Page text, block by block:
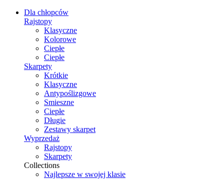
Dla chłopców
Rajstopy
Klasyczne
Kolorowe
Ciepłe
Ciepłe
Skarpety
Krótkie
Klasyczne
Antypoślizgowe
Smieszne
Ciepłe
Długie
Zestawy skarpet
Wyprzedaż
Rajstopy
Skarpety
Collections
Najlepsze w swojej klasie